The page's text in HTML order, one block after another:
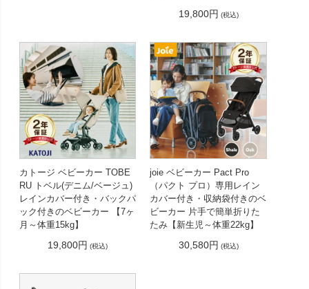
19,800円 (税込)
カトージ ベビーカー TOBE
RU トベル(デニム/ベージュ)
レインカバー付き・バックパ
ック付きのベビーカー 【7ヶ
月～体重15kg】
19,800円 (税込)
joie ベビーカー Pact Pro
（パクト プロ）専用レイン
カバー付き・収納袋付きのベ
ビーカー 片手で簡単折りた
たみ【新生児～体重22kg】
30,580円 (税込)